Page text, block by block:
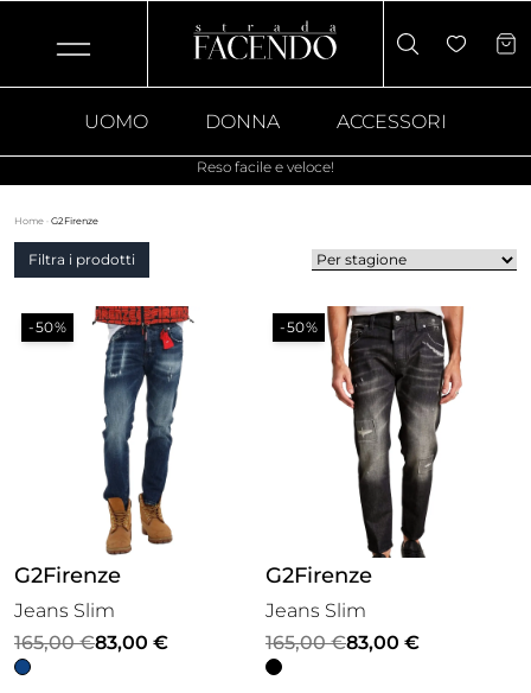
UOMO DONNA ACCESSORI
Reso facile e veloce!
Home · G2Firenze
Filtra i prodotti
-50%
G2Firenze
Jeans Slim
165,00€
Il
prezzo
83,00 €
Il
prezzo
-50%
G2Firenze
Jeans Slim
165,00€
Il
prezzo
83,00 €
Il
prezzo